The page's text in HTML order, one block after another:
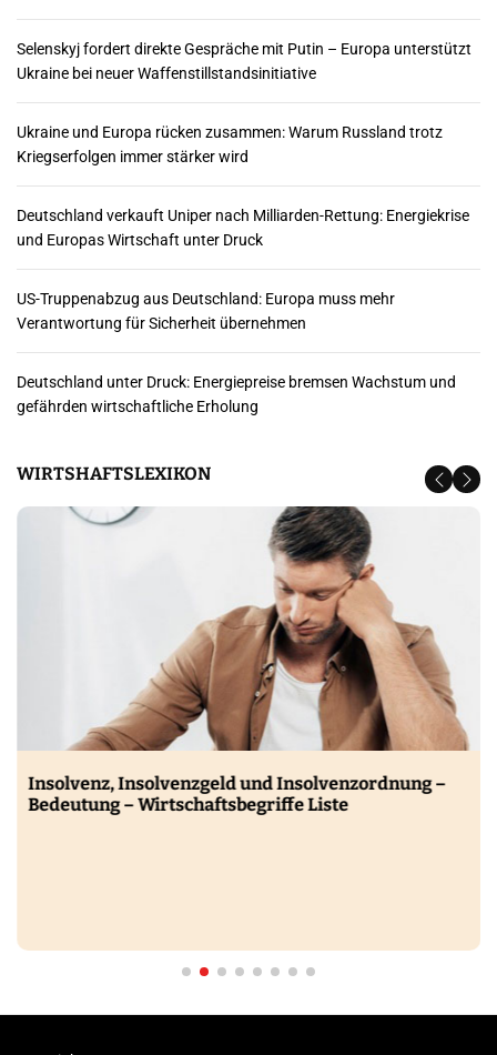
Selenskyj fordert direkte Gespräche mit Putin – Europa unterstützt
Ukraine bei neuer Waffenstillstandsinitiative
Ukraine und Europa rücken zusammen: Warum Russland trotz
Kriegserfolgen immer stärker wird
Deutschland verkauft Uniper nach Milliarden-Rettung: Energiekrise
und Europas Wirtschaft unter Druck
US-Truppenabzug aus Deutschland: Europa muss mehr
Verantwortung für Sicherheit übernehmen
Deutschland unter Druck: Energiepreise bremsen Wachstum und
gefährden wirtschaftliche Erholung
WIRTSHAFTSLEXIKON
Insolvenz, Insolvenzgeld und Insolvenzordnung –
Bedeutung – Wirtschaftsbegriffe Liste